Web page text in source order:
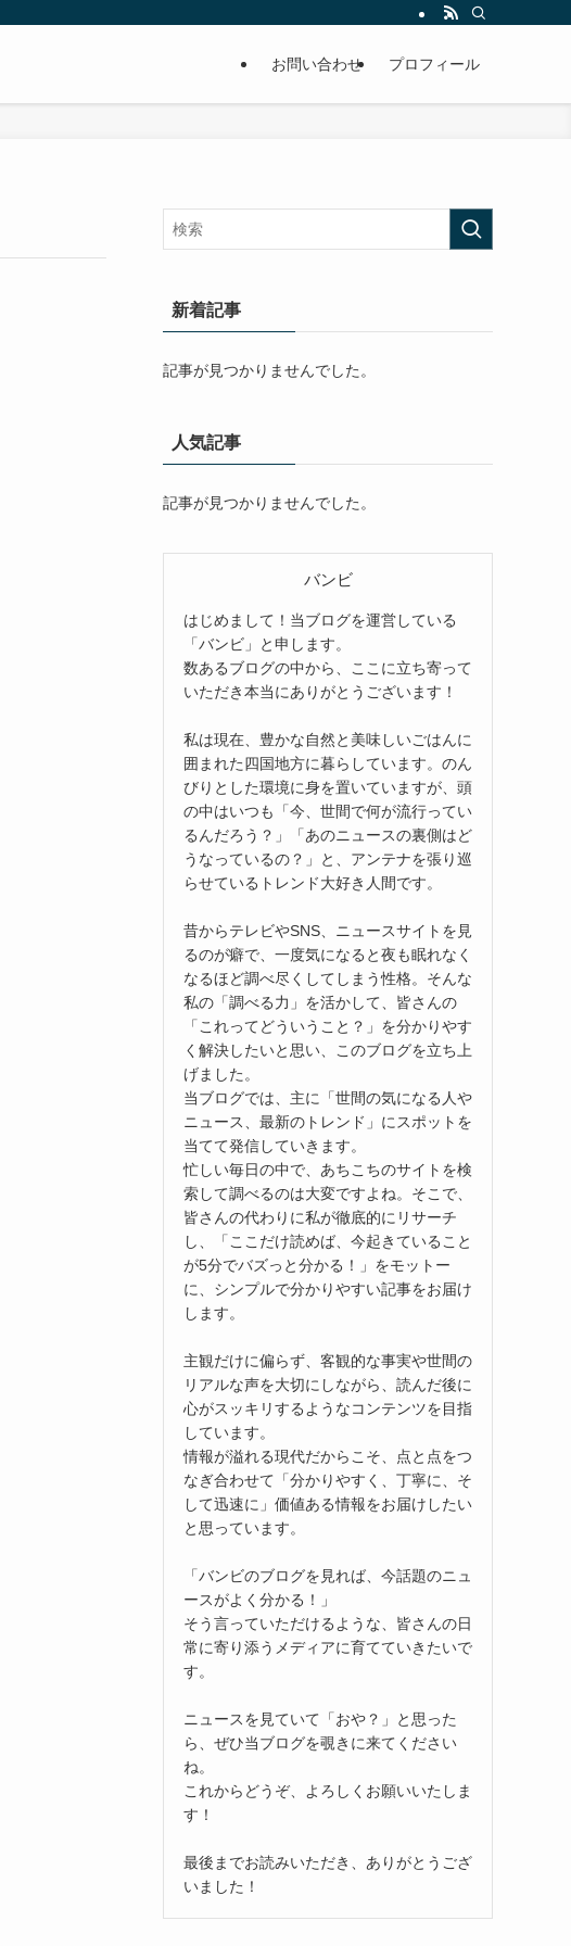
お問い合わせ プロフィール
新着記事
記事が見つかりませんでした。
人気記事
記事が見つかりませんでした。
バンビ
はじめまして！当ブログを運営している
「バンビ」と申します。
数あるブログの中から、ここに立ち寄って
いただき本当にありがとうございます！
私は現在、豊かな自然と美味しいごはんに
囲まれた四国地方に暮らしています。のん
びりとした環境に身を置いていますが、頭
の中はいつも「今、世間で何が流行ってい
るんだろう？」「あのニュースの裏側はど
うなっているの？」と、アンテナを張り巡
らせているトレンド大好き人間です。
昔からテレビやSNS、ニュースサイトを見
るのが癖で、一度気になると夜も眠れなく
なるほど調べ尽くしてしまう性格。そんな
私の「調べる力」を活かして、皆さんの
「これってどういうこと？」を分かりやす
く解決したいと思い、このブログを立ち上
げました。
当ブログでは、主に「世間の気になる人や
ニュース、最新のトレンド」にスポットを
当てて発信していきます。
忙しい毎日の中で、あちこちのサイトを検
索して調べるのは大変ですよね。そこで、
皆さんの代わりに私が徹底的にリサーチ
し、「ここだけ読めば、今起きていること
が5分でバズっと分かる！」をモットー
に、シンプルで分かりやすい記事をお届け
します。
主観だけに偏らず、客観的な事実や世間の
リアルな声を大切にしながら、読んだ後に
心がスッキリするようなコンテンツを目指
しています。
情報が溢れる現代だからこそ、点と点をつ
なぎ合わせて「分かりやすく、丁寧に、そ
して迅速に」価値ある情報をお届けしたい
と思っています。
「バンビのブログを見れば、今話題のニュ
ースがよく分かる！」
そう言っていただけるような、皆さんの日
常に寄り添うメディアに育てていきたいで
す。
ニュースを見ていて「おや？」と思った
ら、ぜひ当ブログを覗きに来てください
ね。
これからどうぞ、よろしくお願いいたしま
す！
最後までお読みいただき、ありがとうござ
いました！